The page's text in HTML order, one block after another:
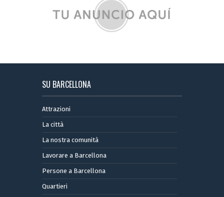
SU BARCELLONA
Attrazioni
La città
La nostra comunità
Lavorare a Barcellona
Persone a Barcellona
Quartieri